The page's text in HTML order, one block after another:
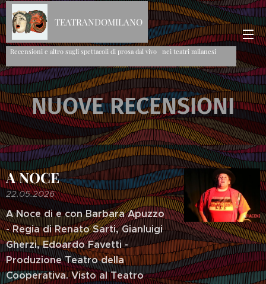
TEATRANDOMILANO
Recensioni e altro sugli spettacoli di prosa dal vivo nei teatri milanesi
NUOVE RECENSIONI
A NOCE
22.05.2026
A Noce di e con Barbara Apuzzo
- Regia di Renato Sarti, Gianluigi
Gherzi, Edoardo Favetti -
Produzione Teatro della
Cooperativa. Visto al Teatro